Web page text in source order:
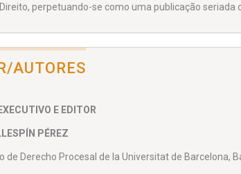
perpetuando-se como uma publicação
AUTORES
E EDITOR
PÉREZ
de Derecho Procesal de la Universitat de Barcelona,